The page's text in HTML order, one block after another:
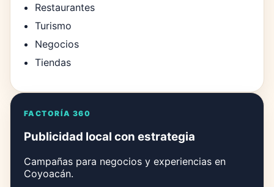
Restaurantes
Turismo
Negocios
Tiendas
FACTORÍA 360
Publicidad local con estrategia
Campañas para negocios y experiencias en
Coyoacán.